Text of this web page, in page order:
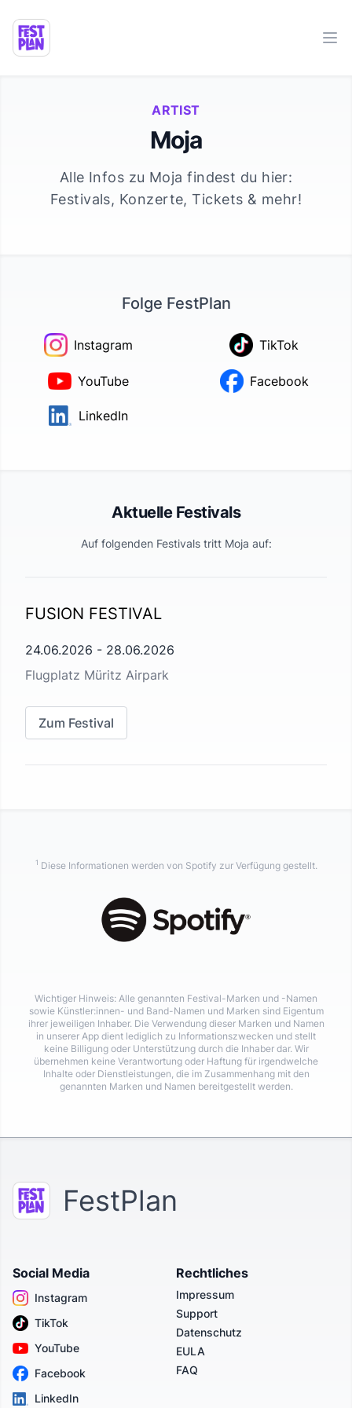
ARTIST
Moja
Alle Infos zu Moja findest du hier:
Festivals, Konzerte, Tickets & mehr!
Folge FestPlan
Instagram TikTok
YouTube Facebook
LinkedIn
Aktuelle Festivals
Auf folgenden Festivals tritt Moja auf:
FUSION FESTIVAL
24.06.2026 - 28.06.2026
Flugplatz Müritz Airpark
Zum Festival
1 Diese Informationen werden von Spotify zur Verfügung gestellt.
Wichtiger Hinweis: Alle genannten Festival-Marken und -Namen
sowie Künstler:innen- und Band-Namen und Marken sind Eigentum
ihrer jeweiligen Inhaber. Die Verwendung dieser Marken und Namen
in unserer App dient lediglich zu Informationszwecken und stellt
keine Billigung oder Unterstützung durch die Inhaber dar. Wir
übernehmen keine Verantwortung oder Haftung für irgendwelche
Inhalte oder Dienstleistungen, die im Zusammenhang mit den
genannten Marken und Namen bereitgestellt werden.
FestPlan
Social Media
Instagram
TikTok
YouTube
Facebook
LinkedIn
Rechtliches
Impressum
Support
Datenschutz
EULA
FAQ